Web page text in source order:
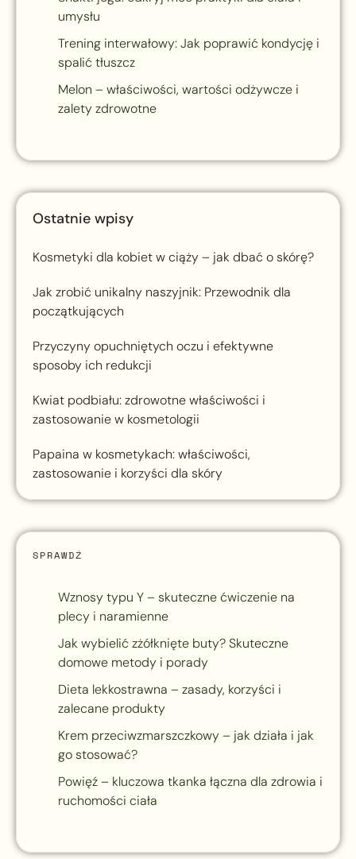
umysłu
Trening interwałowy: Jak poprawić kondycję i
spalić tłuszcz
Melon – właściwości, wartości odżywcze i
zalety zdrowotne
Ostatnie wpisy
Kosmetyki dla kobiet w ciąży – jak dbać o skórę?
Jak zrobić unikalny naszyjnik: Przewodnik dla
początkujących
Przyczyny opuchniętych oczu i efektywne
sposoby ich redukcji
Kwiat podbiału: zdrowotne właściwości i
zastosowanie w kosmetologii
Papaina w kosmetykach: właściwości,
zastosowanie i korzyści dla skóry
SPRAWDŹ
Wznosy typu Y – skuteczne ćwiczenie na
plecy i naramienne
Jak wybielić zżółknięte buty? Skuteczne
domowe metody i porady
Dieta lekkostrawna – zasady, korzyści i
zalecane produkty
Krem przeciwzmarszczkowy – jak działa i jak
go stosować?
Powięź – kluczowa tkanka łączna dla zdrowia i
ruchomości ciała